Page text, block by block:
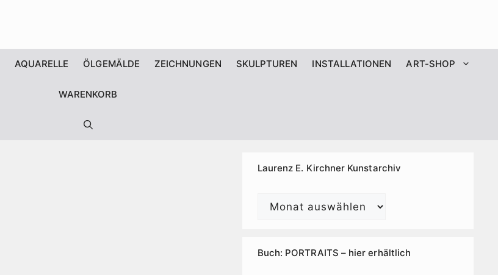
AQUARELLE ÖLGEMÄLDE ZEICHNUNGEN SKULPTUREN INSTALLATIONEN ART-SHOP
WARENKORB
Laurenz E. Kirchner Kunstarchiv
Laurenz
Buch: PORTRAITS – hier erhältlich